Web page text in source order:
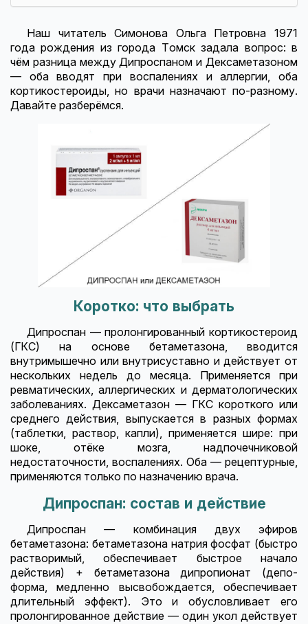
Наш читатель Симонова Ольга Петровна 1971
года рождения из города Томск задала вопрос: в
чём разница между Дипроспаном и Дексаметазоном
— оба вводят при воспалениях и аллергии, оба
кортикостероиды, но врачи назначают по-разному.
Давайте разберёмся.
Коротко: что выбрать
Дипроспан — пролонгированный кортикостероид
(ГКС) на основе бетаметазона, вводится
внутримышечно или внутрисуставно и действует от
нескольких недель до месяца. Применяется при
ревматических, аллергических и дерматологических
заболеваниях. Дексаметазон — ГКС короткого или
среднего действия, выпускается в разных формах
(таблетки, раствор, капли), применяется шире: при
шоке, отёке мозга, надпочечниковой
недостаточности, воспалениях. Оба — рецептурные,
применяются только по назначению врача.
Дипроспан: состав и действие
Дипроспан — комбинация двух эфиров
бетаметазона: бетаметазона натрия фосфат (быстро
растворимый, обеспечивает быстрое начало
действия) + бетаметазона дипропионат (депо-
форма, медленно высвобождается, обеспечивает
длительный эффект). Это и обусловливает его
пролонгированное действие — один укол действует